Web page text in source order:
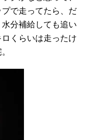
で走ってたら、だ
分補給しても追い
くらいは走ったけ